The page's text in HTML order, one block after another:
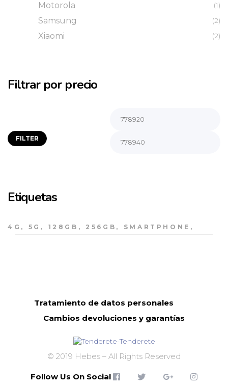
Motorola (1)
Samsung (2)
Xiaomi (2)
Filtrar por precio
FILTER
Etiquetas
4G 5G 128GB 256GB SMARTPHONE
Tratamiento de datos personales
Cambios devoluciones y garantías
© 2019 Hebes – All Rights Reserved
Follow Us On Social